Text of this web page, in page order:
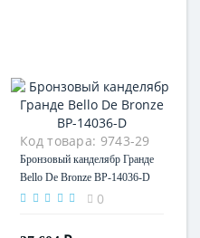
Код товара: 9743-29
Бронзовый канделябр Гранде
Bello De Bronze BP-14036-D
0